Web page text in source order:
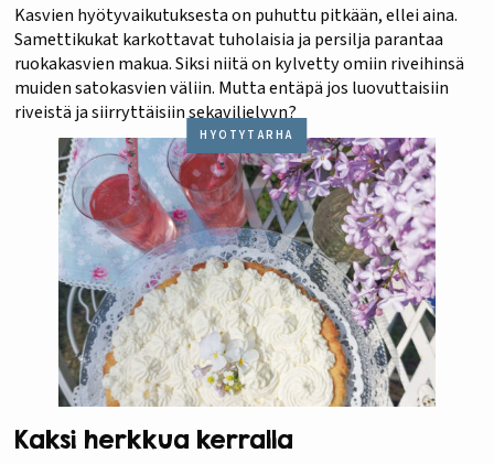
Kasvien hyötyvaikutuksesta on puhuttu pitkään, ellei aina.
Samettikukat karkottavat tuholaisia ja persilja parantaa
ruokakasvien makua. Siksi niitä on kylvetty omiin riveihinsä
muiden satokasvien väliin. Mutta entäpä jos luovuttaisiin
riveistä ja siirryttäisiin sekaviljelyyn?
HYÖTYTARHA
Kaksi herkkua kerralla